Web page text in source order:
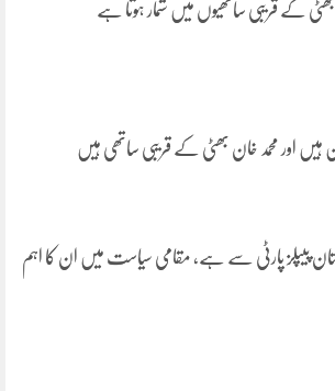
بھٹی کے قریبی ساتھیوں میں شمار ہوتا ہے
ہیں اور محمد خان بھٹی کے قریبی ساتھی ہیں
پیپلز پارٹی سے ہے، مقامی سیاست میں ان کا اہم